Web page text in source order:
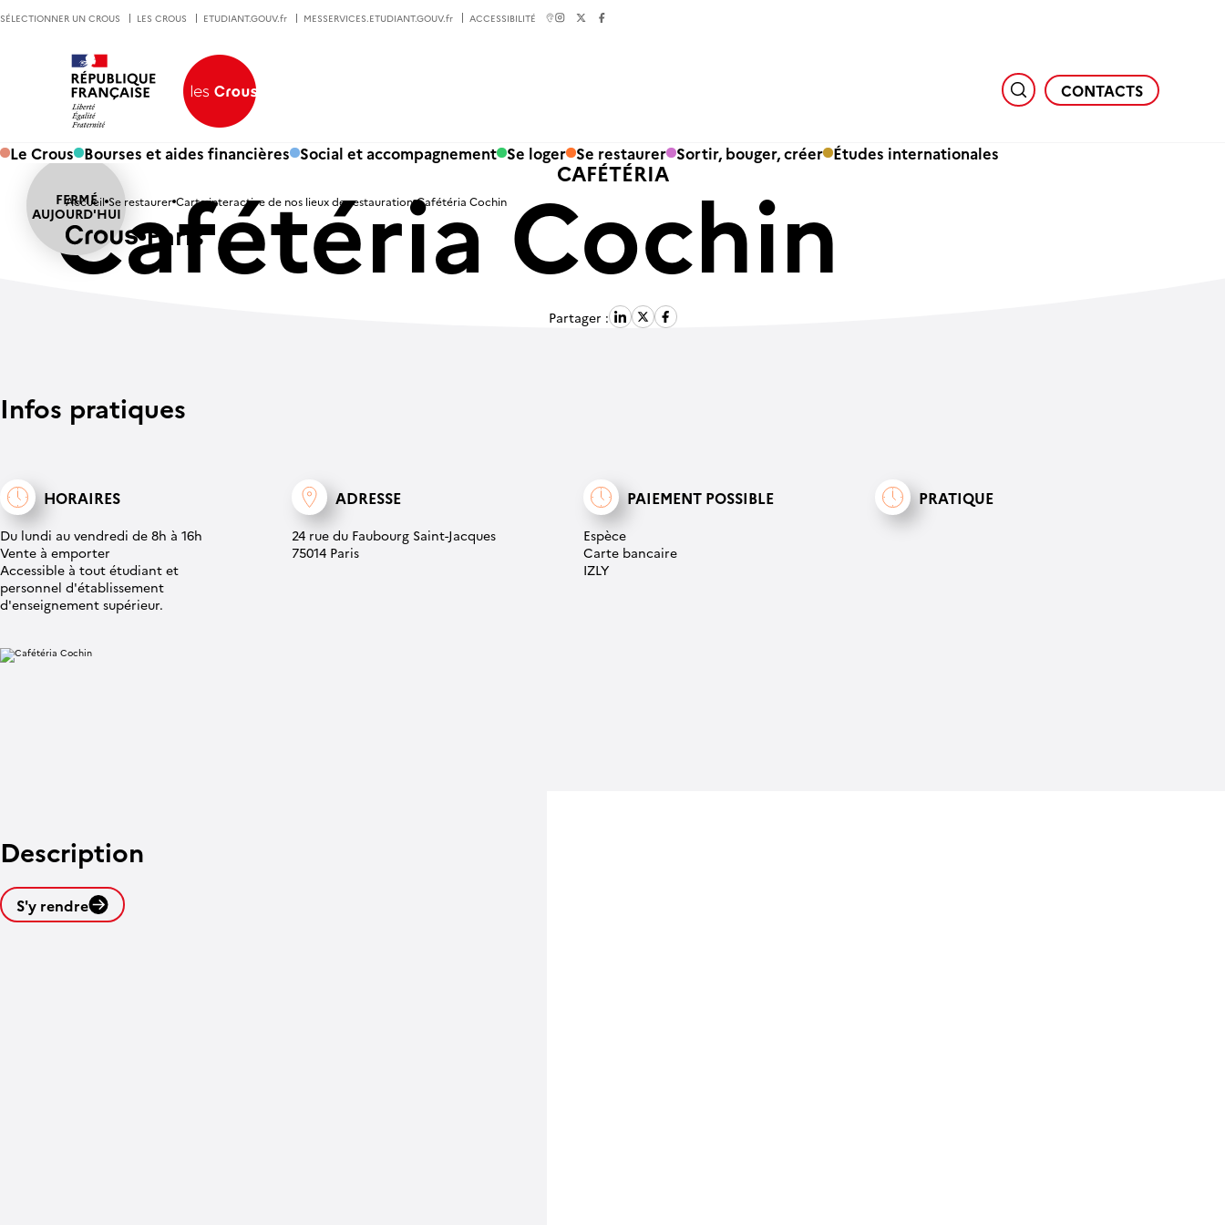
SÉLECTIONNER UN CROUS LES CROUS ETUDIANT.GOUV.fr MESSERVICES.ETUDIANT.GOUV.fr ACCESSIBILITÉ
CONTACTS
Le Crous Bourses et aides financières Social et accompagnement Se loger Se restaurer Sortir, bouger, créer Études internationales
Accueil Se restaurer Carte interactive de nos lieux de restauration Cafétéria Cochin
Paris
CAFÉTÉRIA
Cafétéria Cochin
Partager :
Infos pratiques
HORAIRES
Du lundi au vendredi de 8h à 16h
Vente à emporter
Accessible à tout étudiant et
personnel d'établissement
d'enseignement supérieur.
ADRESSE
24 rue du Faubourg Saint-Jacques
75014 Paris
PAIEMENT POSSIBLE
Espèce
Carte bancaire
IZLY
PRATIQUE
Description
S'y rendre